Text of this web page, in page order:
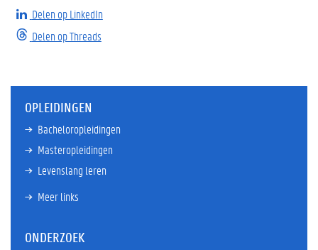
Delen op LinkedIn
Delen op Threads
OPLEIDINGEN
Bacheloropleidingen
Masteropleidingen
Levenslang leren
Meer links
ONDERZOEK